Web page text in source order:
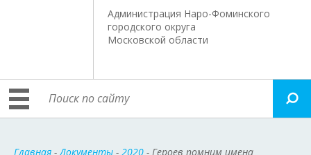
Администрация Наро-Фоминского
городского округа
Московской области
Главная -Документы - 2020 - Героев помним имена